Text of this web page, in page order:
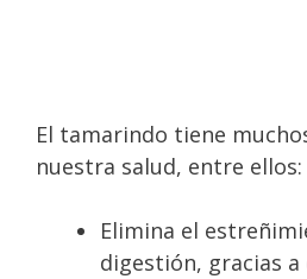
El tamarindo tiene
nuestra salud, entre ellos:
Elimina el
digestión, gracias